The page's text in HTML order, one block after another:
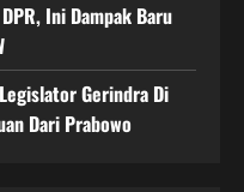
Ini Dampak Baru
Gerindra Di
Dari Prabowo